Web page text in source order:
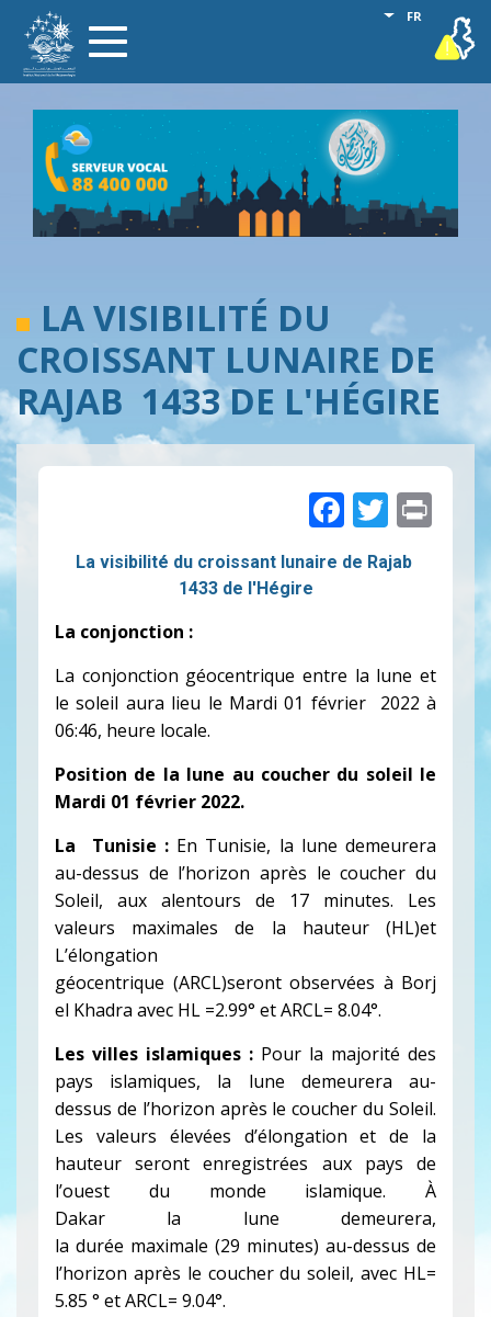
contenu
Toggle
navigation
FR
Lister les
vigilance
LA VISIBILITÉ DU
CROISSANT LUNAIRE DE
RAJAB 1433 DE L'HÉGIRE
La visibilité du croissant lunaire de Rajab
1433 de l'Hégire
La conjonction :
La conjonction géocentrique entre la lune et
le soleil aura lieu le Mardi 01 février 2022à
06:46, heure locale.
Position de la lune au coucher du soleil le
Mardi 01 février 2022.
La Tunisie : En Tunisie, la lune demeurera
au-dessus de l’horizon après le coucher du
Soleil, aux alentours de 17 minutes. Les
valeurs maximales de la hauteur (HL)et
L’élongation
géocentrique (ARCL)seront observées à Borj
el Khadra avec HL =2.99° et ARCL= 8.04°.
Les villes islamiques : Pour la majorité des
pays islamiques, la lune demeurera au-
dessus de l’horizon après le coucher du Soleil.
Les valeurs élevées d’élongation et de la
hauteur seront enregistrées aux pays de
l’ouest du monde islamique. À
Dakar la lune demeurera,
la durée maximale (29 minutes) au-dessus de
l’horizon après le coucher du soleil, avec HL=
5.85 ° et ARCL= 9.04°.